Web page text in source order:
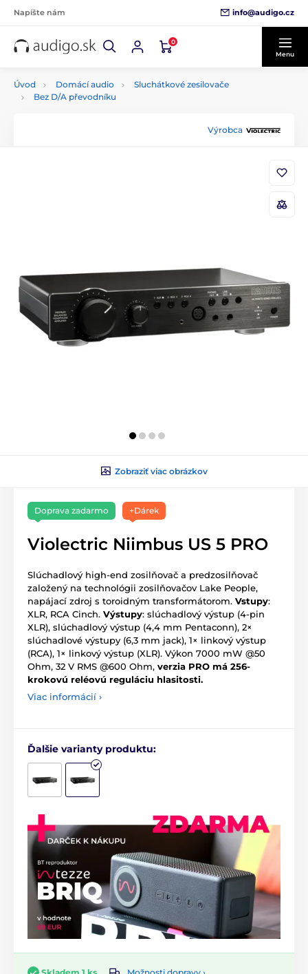
Napíšte nám info@audigo.cz
0
Menu
Úvod Domácí audio
Sluchátkové zesilovače
Bez D/A převodníku
Výrobca
Zobraziť viac obrázkov
Doprava zadarmo +Dárek
Violectric Niimbus US 5 PRO
Slúchadlový high-end zosilňovač a predzosilňovač
založený na technológii zosilňovačov Lake People,
napájací zdroj s toroidným transformátorom. Vstupy:
XLR, RCA Cinch. Výstupy: slúchadlový výstup (4-pin
XLR), slúchadlový výstup (4,4 mm Pentaconn), 2×
slúchadlové výstupy (6,3 mm jack), 1× linkový výstup
(RCA), 1× linkový výstup (XLR). Výkon 7000 mW @50
Ohm, 32 V RMS @600 Ohm, verzia PRO má 256-
krokovú reléovú reguláciu hlasitosti.
Viac informácií ›
Ďalšie varianty produktu: